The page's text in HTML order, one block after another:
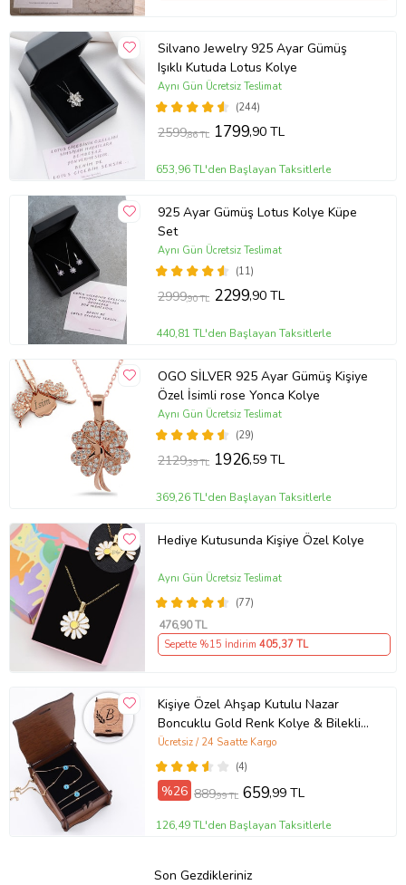
Silvano Jewelry 925 Ayar Gümüş
Işıklı Kutuda Lotus Kolye
(244)
Aynı Gün Ücretsiz Teslimat
2599,86 TL 1799,90 TL
653,96 TL'den Başlayan Taksitlerle
925 Ayar Gümüş Lotus Kolye Küpe
Set
(11)
Aynı Gün Ücretsiz Teslimat
2999,90 TL 2299,90 TL
440,81 TL'den Başlayan Taksitlerle
OGO SİLVER 925 Ayar Gümüş Kişiye
Özel İsimli rose Yonca Kolye
(29)
Aynı Gün Ücretsiz Teslimat
2129,39 TL 1926,59 TL
369,26 TL'den Başlayan Taksitlerle
Hediye Kutusunda Kişiye Özel Kolye
(77)
Aynı Gün Ücretsiz Teslimat
476,90 TL
Sepette %15 İndirim 405,37 TL
Kişiye Özel Ahşap Kutulu Nazar
Boncuklu Gold Renk Kolye & Bileklik
Hediye Seti
(4)
Ücretsiz / 24 Saatte Kargo
%26 889,99 TL 659,99 TL
126,49 TL'den Başlayan Taksitlerle
Son Gezdikleriniz